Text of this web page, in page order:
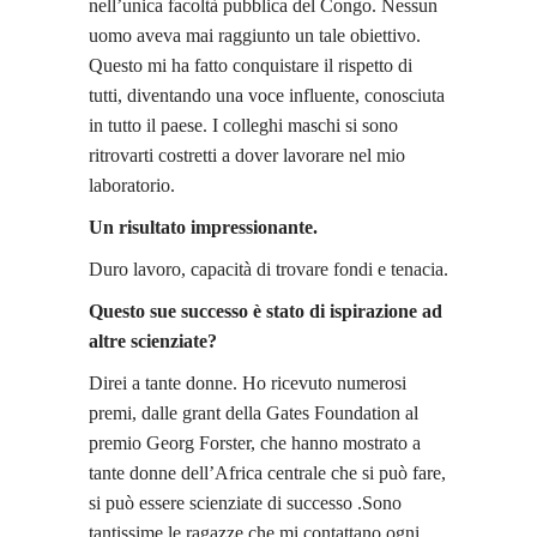
nell’unica facoltà pubblica del Congo. Nessun
uomo aveva mai raggiunto un tale obiettivo.
Questo mi ha fatto conquistare il rispetto di
tutti, diventando una voce influente, conosciuta
in tutto il paese. I colleghi maschi si sono
ritrovarti costretti a dover lavorare nel mio
laboratorio.
Un risultato impressionante.
Duro lavoro, capacità di trovare fondi e tenacia.
Questo sue successo è stato di ispirazione ad
altre scienziate?
Direi a tante donne. Ho ricevuto numerosi
premi, dalle grant della Gates Foundation al
premio Georg Forster, che hanno mostrato a
tante donne dell’Africa centrale che si può fare,
si può essere scienziate di successo .Sono
tantissime le ragazze che mi contattano ogni